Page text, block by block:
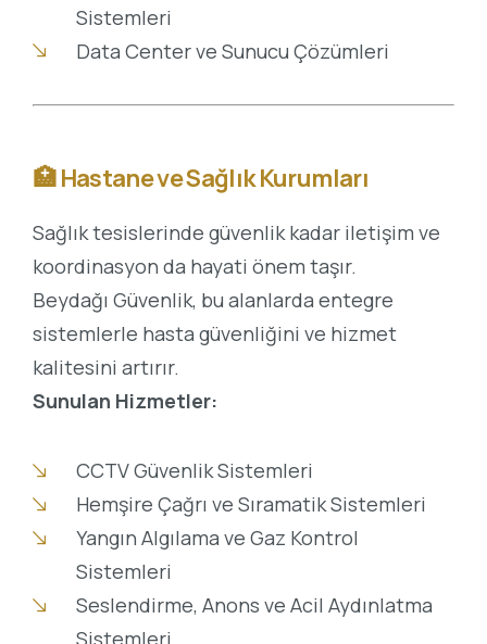
Sistemleri
Data Center ve Sunucu Çözümleri
🏥Hastane ve Sağlık Kurumları
Sağlık tesislerinde güvenlik kadar iletişim ve
koordinasyon da hayati önem taşır.
Beydağı Güvenlik, bu alanlarda entegre
sistemlerle hasta güvenliğini ve hizmet
kalitesini artırır.
Sunulan Hizmetler:
CCTV Güvenlik Sistemleri
Hemşire Çağrı ve Sıramatik Sistemleri
Yangın Algılama ve Gaz Kontrol
Sistemleri
Seslendirme, Anons ve Acil Aydınlatma